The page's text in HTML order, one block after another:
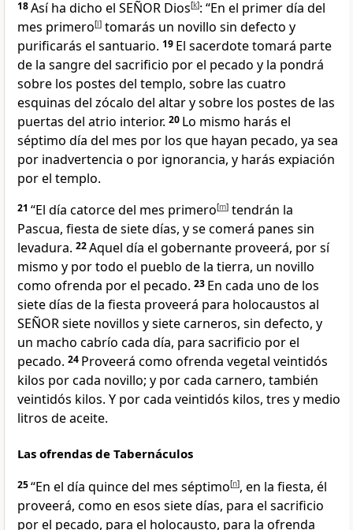
18Así ha dicho el SEÑOR Dios[k]: “En el primer día del
mes primero[l] tomarás un novillo sin defecto y
purificarás el santuario. 19 El sacerdote tomará parte
de la sangre del sacrificio por el pecado y la pondrá
sobre los postes del templo, sobre las cuatro
esquinas del zócalo del altar y sobre los postes de las
puertas del atrio interior. 20 Lo mismo harás el
séptimo día del mes por los que hayan pecado, ya sea
por inadvertencia o por ignorancia, y harás expiación
por el templo.
21 “El día catorce del mes primero[m] tendrán la
Pascua, fiesta de siete días, y se comerá panes sin
levadura. 22Aquel día el gobernante proveerá, por sí
mismo y por todo el pueblo de la tierra, un novillo
como ofrenda por el pecado. 23 En cada uno de los
siete días de la fiesta proveerá para holocaustos al
SEÑOR siete novillos y siete carneros, sin defecto, y
un macho cabrío cada día, para sacrificio por el
pecado. 24 Proveerá como ofrenda vegetal veintidós
kilos por cada novillo; y por cada carnero, también
veintidós kilos. Y por cada veintidós kilos, tres y medio
litros de aceite.
Las ofrendas de Tabernáculos
25“En el día quince del mes séptimo[n], en la fiesta, él
proveerá, como en esos siete días, para el sacrificio
por el pecado, para el holocausto, para la ofrenda